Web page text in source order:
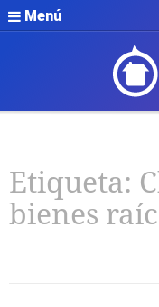
Menú
Etiqueta:
bienes